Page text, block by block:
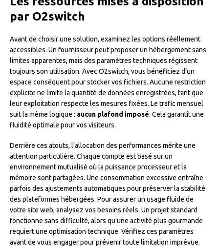
par O2switch
Avant de choisir une solution, examinez les options réellement
accessibles. Un fournisseur peut proposer un hébergement sans
limites apparentes, mais des paramètres techniques régissent
toujours son utilisation. Avec O2switch, vous bénéficiez d’un
espace conséquent pour stocker vos fichiers. Aucune restriction
explicite ne limite la quantité de données enregistrées, tant que
leur exploitation respecte les mesures fixées. Le trafic mensuel
suit la même logique : aucun plafond imposé. Cela garantit une
fluidité optimale pour vos visiteurs.
Derrière ces atouts, l’allocation des performances mérite une
attention particulière. Chaque compte est basé sur un
environnement mutualisé où la puissance processeur et la
mémoire sont partagées. Une consommation excessive entraîne
parfois des ajustements automatiques pour préserver la stabilité
des plateformes hébergées. Pour assurer un usage fluide de
votre site web, analysez vos besoins réels. Un projet standard
fonctionne sans difficulté, alors qu’une activité plus gourmande
requiert une optimisation technique. Vérifiez ces paramètres
avant de vous engager pour prévenir toute limitation imprévue.